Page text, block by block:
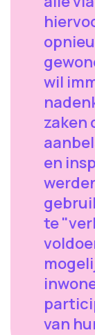
wil
zaken
en
te
van